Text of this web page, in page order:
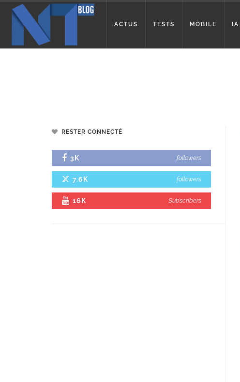
ACTUS TESTS MOBILE IA
RESTER CONNECTÉ
3K followers
7.6K followers
16K Subscribers